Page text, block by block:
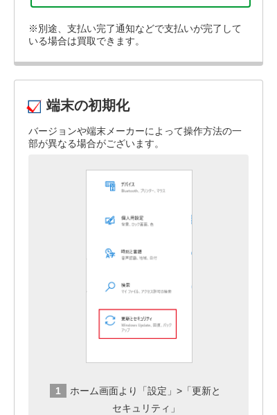
※別途、支払い完了通知などで支払いが完了して
いる場合は買取できます。
端末の初期化
バージョンや端末メーカーによって操作方法の一
部が異なる場合がございます。
ホーム画面より「設定」>「更新と
セキュリティ」